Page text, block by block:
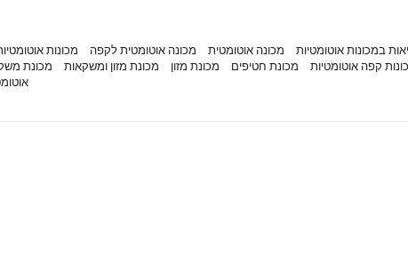
במכונות אוטומטיות מכונה אוטומטית מכונה אוטומטית לקפה מכונות
קפה אוטומטיות מכונת חטיפים מכונת מזון מכונת מזון ומשקאות מכונת